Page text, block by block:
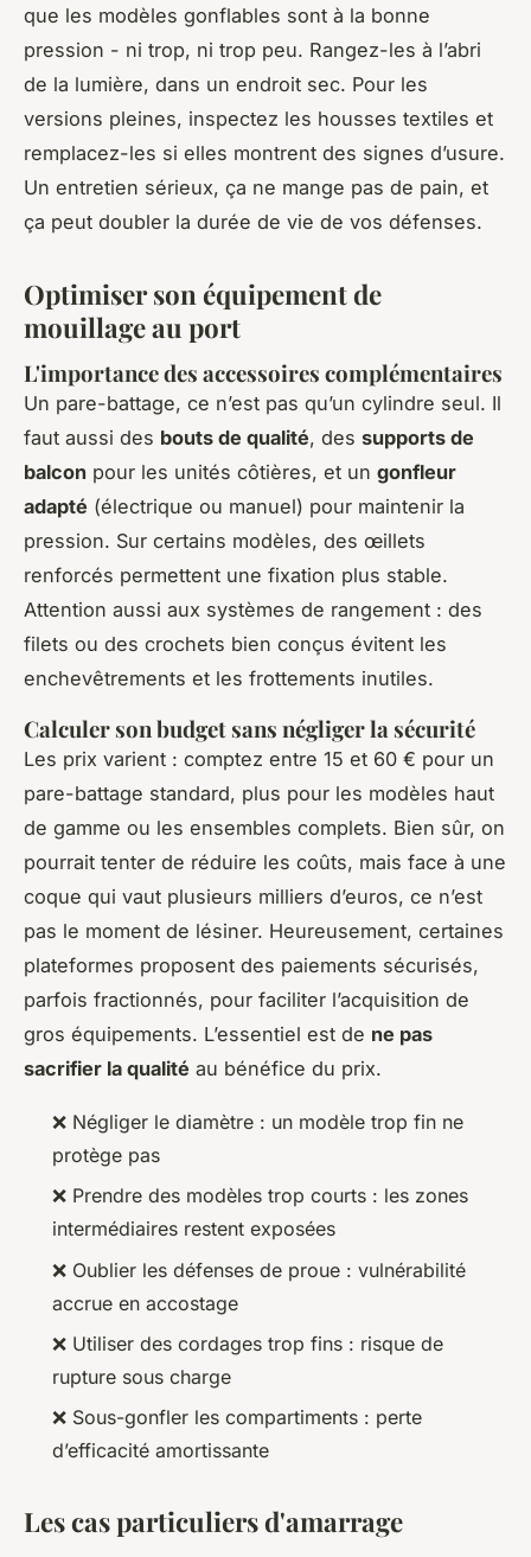
que les modèles gonflables sont à la bonne
pression - ni trop, ni trop peu. Rangez-les à l’abri
de la lumière, dans un endroit sec. Pour les
versions pleines, inspectez les housses textiles et
remplacez-les si elles montrent des signes d’usure.
Un entretien sérieux, ça ne mange pas de pain, et
ça peut doubler la durée de vie de vos défenses.
Optimiser son équipement de
mouillage au port
L'importance des accessoires complémentaires
Un pare-battage, ce n’est pas qu’un cylindre seul. Il
faut aussi des bouts de qualité, des supports de
balcon pour les unités côtières, et un gonfleur
adapté (électrique ou manuel) pour maintenir la
pression. Sur certains modèles, des œillets
renforcés permettent une fixation plus stable.
Attention aussi aux systèmes de rangement : des
filets ou des crochets bien conçus évitent les
enchevêtrements et les frottements inutiles.
Calculer son budget sans négliger la sécurité
Les prix varient : comptez entre 15 et 60 € pour un
pare-battage standard, plus pour les modèles haut
de gamme ou les ensembles complets. Bien sûr, on
pourrait tenter de réduire les coûts, mais face à une
coque qui vaut plusieurs milliers d’euros, ce n’est
pas le moment de lésiner. Heureusement, certaines
plateformes proposent des paiements sécurisés,
parfois fractionnés, pour faciliter l’acquisition de
gros équipements. L’essentiel est de ne pas
sacrifier la qualité au bénéfice du prix.
❌ Négliger le diamètre : un modèle trop fin ne
protège pas
❌ Prendre des modèles trop courts : les zones
intermédiaires restent exposées
❌ Oublier les défenses de proue : vulnérabilité
accrue en accostage
❌ Utiliser des cordages trop fins : risque de
rupture sous charge
❌ Sous-gonfler les compartiments : perte
d’efficacité amortissante
Les cas particuliers d'amarrage